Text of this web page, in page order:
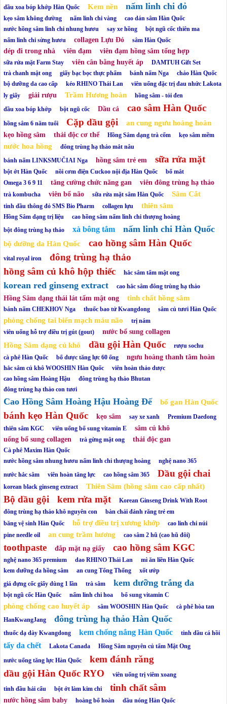
dầu xoa bóp khớp Hàn Quốc Kem nền nấm linh chi đỏ
kẹo sâm không đường nấm linh chi vàng
cao dán sâm Hàn Quốc
nước hồng sâm linh chi nhung hươu
say xe hồng
bột ngũ cốc thiên ma
nấm linh chi sừng hươu
collagen Lựu Đỏ sâm Hàn Quốc
dép đi trong nhà viên đạm viên đạm hồng sâm tổng hợp
sữa rửa mặt Farm Stay viên cân bằng huyết áp
DAMTUH Gift Set
trà chanh mật ong
giấy bạc bọc thực phẩm bánh nấm Nga
chảo Hàn Quốc
bộ dưỡng da cao cấp
kéo RHINO Thái Lan
viên uống đặc trị đau nhức Lakota
ly giấy
giải rượu Trầm Hương hoàn
hồng sâm - tỏi đen
dầu xoa bóp khớp
bột ngũ cốc Dầu cá cao sâm Hàn Quốc
hồng sâm 6 năm tuổi Cặp dầu gội an cung ngưu hoàng hoàn
kẹo hồng sâm thải độc cơ thể Hồng Sâm dạng trà cốm kẹo sâm mềm
nước hoa hồng
đông trùng hạ thảo mắt nâu
bánh nấm LINKSMUČIAI Nga
hồng sâm trẻ em sữa rửa mặt
bột ớt Hàn Quốc nồi cơm điện Cuckoo nội địa Hàn Quốc
bổ mắt
Omega 3 6 9 11
tăng cường chức năng gan viên đông trùng hạ thảo
trà kombucha viên bổ não sữa rửa mặt sâm Hàn Quốc Sâm Cắt
tinh dầu thông đỏ SMS Bio Pharm collagen lựu thiên sâm
Hồng Sâm dạng trị liệu
cao hồng sâm nấm linh chi thượng hoàng
bột đông trùng hạ thảo
xà bông tắm nấm linh chi Hàn Quốc
bộ dưỡng da Hàn Quốc cao hồng sâm Hàn Quốc
vital royal iron
đông trùng hạ thảo
hồng sâm củ khô hộp thiếc
hắc sâm tẩm mật ong
korean red ginseng extract cao hắc sâm đông trùng hạ thảo
Hồng Sâm dạng thái lát tẩm mật ong tinh chất hồng sâm
bánh nấm CHEKHOV Nga thuốc bao tử Kwangdong sâm củ tươi Hàn Quốc
phòng chống tai biến mạch máu não
trị nám
viên uống hỗ trợ điều trị gút (gout)
nước bổ sung collagen
Hồng Sâm dạng củ khô dầu gội Hàn Quốc
rượu sochu
cà phê Hàn Quốc
bổ dược tăng lực 60 ống ngưu hoàng thanh tâm hoàn
hắc sâm củ khô WOOSHIN Hàn Quốc
viên hoàn thảo dược
cao hồng sâm Hoàng Hậu
đông trùng hạ thảo Bhutan
đông trùng hạ thảo con tươi
Cao Hồng Sâm Hoàng Hậu Hoàng Đế bổ gan Hàn Quốc
bánh kẹo Hàn Quốc kẹo sâm say xe xanh
Premium Daedong
thiên sâm KGC
viên uống bổ sung vitamin E
sâm củ khô
uống bổ sung collagen
trà gừng mật ong thải độc gan
Cà phê Maxim Hàn Quốc
nước hồng sâm nhung hươu nấm linh chi thượng hoàng
nghệ nano 365
nước hắc sâm
viên hoàn tăng lực cao hồng sâm 365 Dầu gội chai
korean black ginseng extract Thiên Sâm (hồng sâm cao cấp nhất)
Bộ dầu gội kem rửa mặt
Korean Ginseng Drink With Root
đông trùng hạ thảo khô nguyên con
bàn chải đánh răng trẻ em
băng vệ sinh Hàn Quốc
hỗ trợ điều trị xương khớp
cao linh chi núi
pine needle oil
an cung trầm hương cao sâm 2 hũ (cao hũ đôi)
toothpaste đắp mặt nạ giấy cao hồng sâm KGC
nghệ nano 365 premium dao RHINO Thái Lan
mì ăn liền Hàn Quốc
kem dưỡng da hồng sâm
an cung Tổng Thống
xốt ướp
giá đựng cốc giấy dùng 1 lần
trà sâm kem dưỡng trắng da
bột ngũ cốc Hàn Quốc nấm linh chi hoa bổ sung vitamin C
phòng chống cao huyết áp sâm WOOSHIN Hàn Quốc
cà phê hòa tan
HanKwangJang
đông trùng hạ thảo Hàn Quốc
thuốc dạ dày Kwangdong kem chống nắng Hàn Quốc tinh dầu cá hồi
tẩy da chết Lakota Canada
Hồng Sâm nguyên củ tẩm Mật Ong
nước uống tăng lực Hàn Quốc
kem đánh răng
dầu gội Hàn Quốc RYO
viên uống trị viêm xoang
tinh dầu hải cẩu
bột ớt làm kim chi tinh chất sâm
nước hồng sâm baby hoàng bổ hoàn
dầu nóng Hàn Quốc